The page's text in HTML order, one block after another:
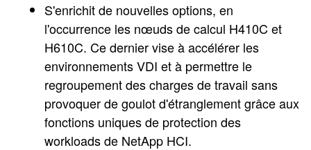
S'enrichit de nouvelles options, en
l'occurrence les nœuds de calcul H410C et
H610C. Ce dernier vise à accélérer les
environnements VDI et à permettre le
regroupement des charges de travail sans
provoquer de goulot d'étranglement grâce aux
fonctions uniques de protection des
workloads de NetApp HCI.